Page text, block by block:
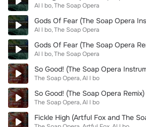
Al l bo The Soap Opera
Al l bo The Soap Opera
Gods Of Fear (The Soap Opera
Al l bo The Soap Opera
So Good! (The Soap Opera
The Soap Opera Al l bo
So Good! (The Soap Opera Remix)
The Soap Opera Al l bo
Fickle High (Artful Fox and The